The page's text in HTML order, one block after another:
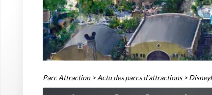
Parc Attraction >Actu des parcs d'attractions >